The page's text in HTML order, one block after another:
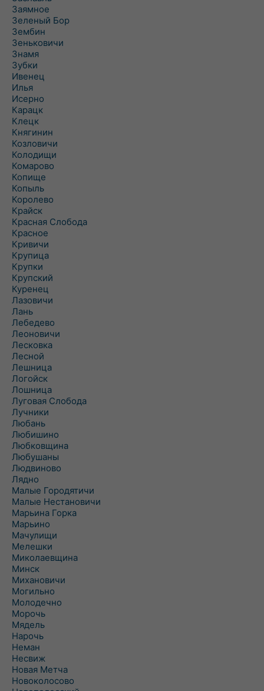
Заямное
Зеленый Бор
Зембин
Зеньковичи
Знамя
Зубки
Ивенец
Илья
Исерно
Карацк
Клецк
Княгинин
Козловичи
Колодищи
Комарово
Копище
Копыль
Королево
Крайск
Красная Слобода
Красное
Кривичи
Крупица
Крупки
Крупский
Куренец
Лазовичи
Лань
Лебедево
Леоновичи
Лесковка
Лесной
Лешница
Логойск
Лошница
Луговая Слобода
Лучники
Любань
Любишино
Любковщина
Любушаны
Людвиново
Лядно
Малые Городятичи
Малые Нестановичи
Марьина Горка
Марьино
Мачулищи
Мелешки
Миколаевщина
Минск
Михановичи
Могильно
Молодечно
Морочь
Мядель
Нарочь
Неман
Несвиж
Новая Метча
Новоколосово